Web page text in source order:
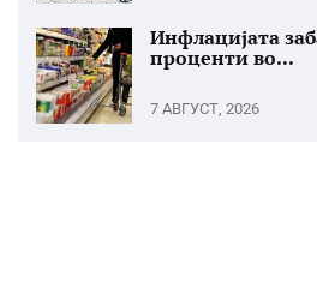
Инфлацијата
проценти во...
7 АВГУСТ, 2026